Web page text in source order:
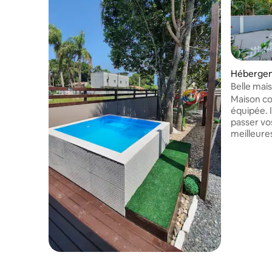
Belle
Maison
équipée.
passer